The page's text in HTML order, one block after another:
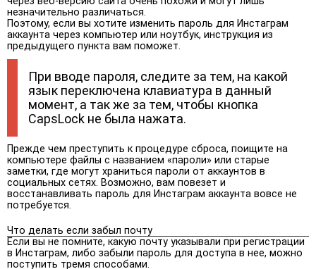
незначительно различаться.
Поэтому, если вы хотите изменить пароль для Инстаграм
аккаунта через компьютер или ноутбук, инструкция из
предыдущего пункта вам поможет.
При вводе пароля, следите за тем, на какой
язык переключена клавиатура в данный
момент, а так же за тем, чтобы кнопка
CapsLock не была нажата.
Прежде чем преступить к процедуре сброса, поищите на
компьютере файлы с названием «пароли» или старые
заметки, где могут храниться пароли от аккаунтов в
социальных сетях. Возможно, вам повезет и
восстанавливать пароль для Инстаграм аккаунта вовсе не
потребуется.
Что делать если забыл почту
Если вы не помните, какую почту указывали при регистрации
в Инстаграм, либо забыли пароль для доступа в нее, можно
поступить тремя способами.